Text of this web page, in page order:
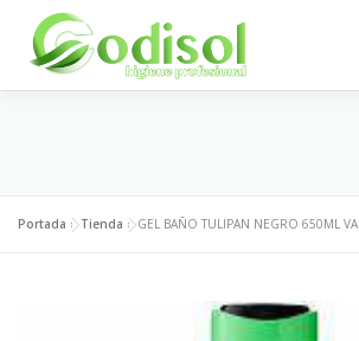
contenido
ÁREA CLIENTES CONTACTO
Portada »Tienda »GEL BAÑO TULIPAN NEGRO 650ML